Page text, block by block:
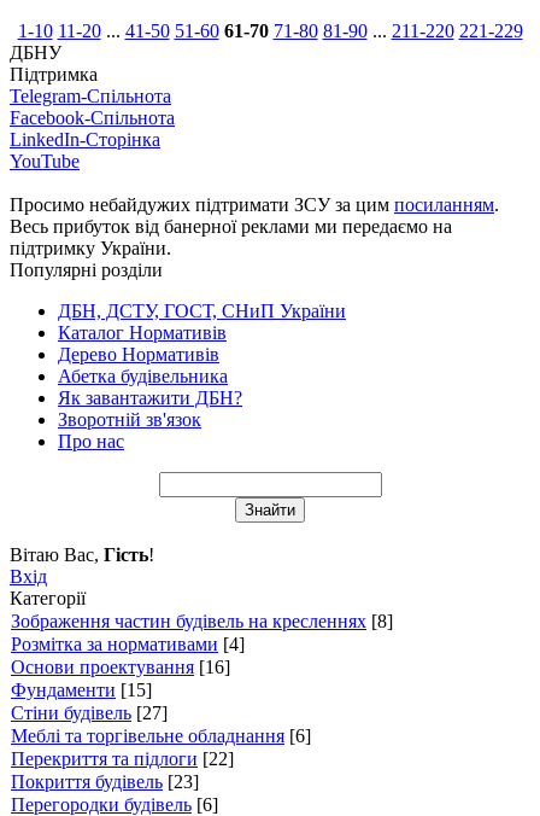
1-10 11-20 ... 41-50 51-60 61-70 71-80 81-90 ... 211-220 221-229
ДБНУ
Підтримка
Telegram-Спільнота
Facebook-Спільнота
LinkedIn-Сторінка
YouTube
Просимо небайдужих підтримати ЗСУ за цим посиланням.
Весь прибуток від банерної реклами ми передаємо на
підтримку України.
Популярні розділи
ДБН, ДСТУ, ГОСТ, СНиП України
Каталог Нормативів
Дерево Нормативів
Абетка будівельника
Як завантажити ДБН?
Зворотній зв'язок
Про нас
Вітаю Вас, Гість!
Вхід
Категорії
Зображення частин будівель на кресленнях [8]
Розмітка за нормативами [4]
Основи проектування [16]
Фундаменти [15]
Стіни будівель [27]
Меблі та торгівельне обладнання [6]
Перекриття та підлоги [22]
Покриття будівель [23]
Перегородки будівель [6]